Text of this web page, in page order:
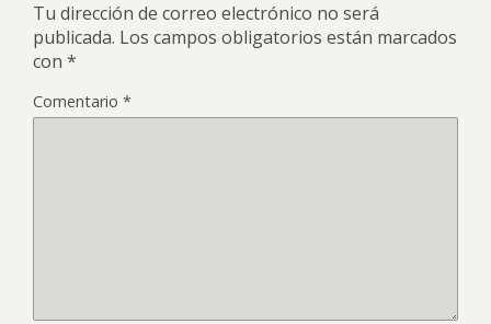
Tu dirección de correo electrónico no será
publicada. Los campos obligatorios están marcados
con *
Comentario *